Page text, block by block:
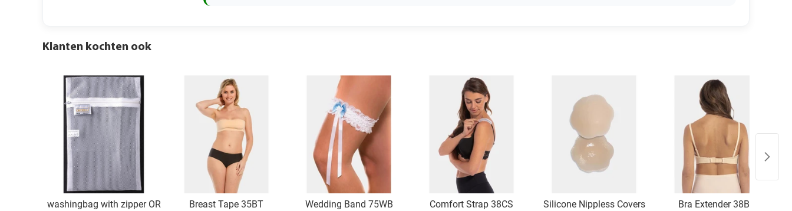
Klanten kochten ook
washingbag with zipper OR
Breast Tape 35BT Wedding Band 75WB Comfort Strap 38CS
Silicone Nippless Covers
Bra Extender 38BE